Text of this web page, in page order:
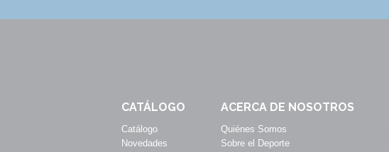
CATÁLOGO
Catálogo
Novedades
ACERCA DE NOSOTROS
Quiénes Somos
Sobre el Deporte